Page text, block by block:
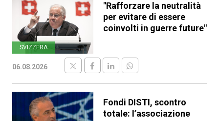
SVIZZERA
"Rafforzare la neutralità
per evitare di essere
coinvolti in guerre future"
06.08.2026
Fondi DISTI, scontro
totale: l’associazione